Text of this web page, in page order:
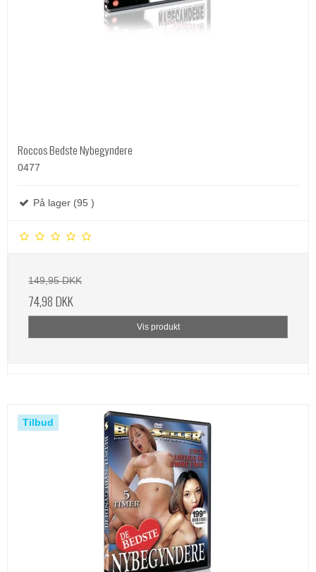
Roccos Bedste Nybegyndere
0477
På lager (95 )
149,95 DKK
74,98 DKK
Vis produkt
Tilbud